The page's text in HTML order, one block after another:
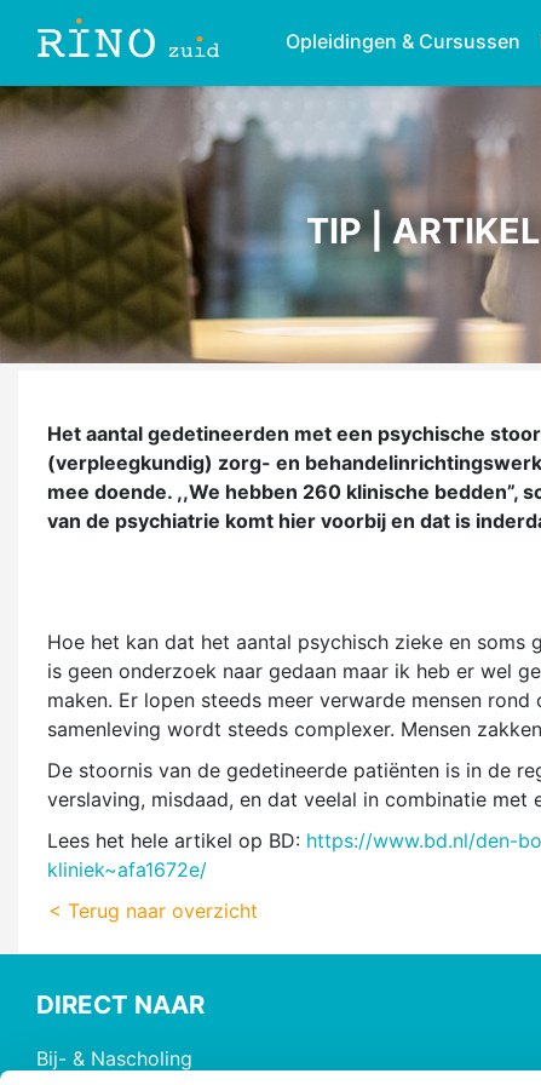
Opleidingen & Cursussen
TIP |
Het aantal gedetineerden met een psychische
(verpleegkundig) zorg- en
mee doende. ,,We hebben 260 klinische bedden”,
van de psychiatrie komt hier voorbij en dat is
Hoe het kan dat het aantal psychisch zieke en soms
is geen onderzoek naar gedaan maar ik heb er wel
maken. Er lopen steeds meer verwarde mensen
samenleving wordt steeds complexer. Mensen
De stoornis van de gedetineerde patiënten is in de
verslaving, misdaad, en dat veelal in combinatie
Lees het hele artikel op BD: https://www.bd.nl/den-
kliniek~afa1672e/
< Terug naar overzicht
DIRECT NAAR
Bij- & Nascholing